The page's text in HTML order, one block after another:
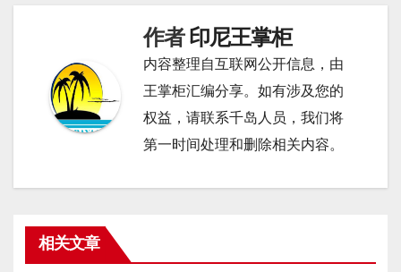
作者印尼王掌柜
内容整理自互联网公开信息，由
王掌柜汇编分享。如有涉及您的
权益，请联系千岛人员，我们将
第一时间处理和删除相关内容。
相关文章